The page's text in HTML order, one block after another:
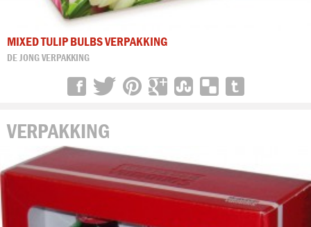
MIXED TULIP BULBS VERPAKKING
DE JONG VERPAKKING
VERPAKKING